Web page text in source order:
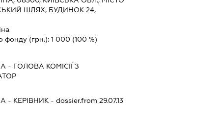
ШЛЯХ, БУДИНОК 24,
фонду (грн.):1 000 (100 %)
- ГОЛОВА КОМІСІЇ З
- КЕРІВНИК - dossier.from 29.07.13